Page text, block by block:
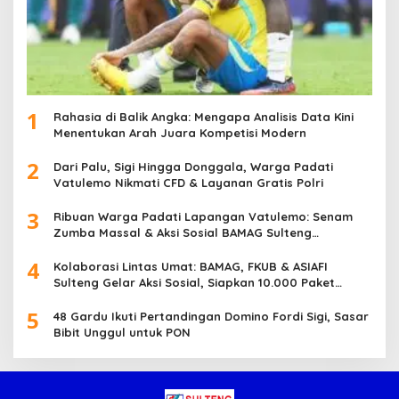
1
Rahasia di Balik Angka: Mengapa Analisis Data Kini
Menentukan Arah Juara Kompetisi Modern
2
Dari Palu, Sigi Hingga Donggala, Warga Padati
Vatulemo Nikmati CFD & Layanan Gratis Polri
3
Ribuan Warga Padati Lapangan Vatulemo: Senam
Zumba Massal & Aksi Sosial BAMAG Sulteng
4
Kolaborasi Lintas Umat: BAMAG, FKUB & ASIAFI
Sulteng Gelar Aksi Sosial, Siapkan 10.000 Paket
5
48 Gardu Ikuti Pertandingan Domino Fordi Sigi, Sasar
Bibit Unggul untuk PON